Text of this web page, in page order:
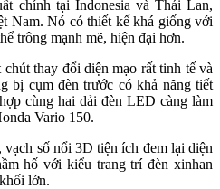
chính tại Indonesia và Thái Lan,
Nam. Nó có thiết kế khá giống với
trông mạnh mẽ, hiện đại hơn.
thay đổi diện mạo rất tinh tế và
bị cụm đèn trước có khả năng tiết
cùng hai dải đèn LED càng làm
Vario 150.
số nổi 3D tiện ích đem lại diện
hố với kiểu trang trí đèn xinhan
lớn.